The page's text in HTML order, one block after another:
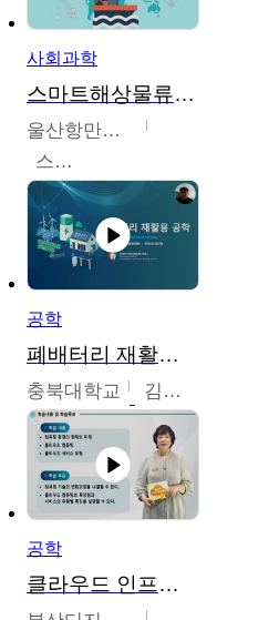
사회과학
스마트해상물류관리사 교육과정2
울산항만공사
스마트해상물류관리사 교육위원회
공학
폐배터리 재활용 공학
충북대학교 김영재,최진섭,한성수,한요셉,윤문수,박유세,강동우,박민준,이동주,조채용
공학
클라우드 인프라 구축 및 활용